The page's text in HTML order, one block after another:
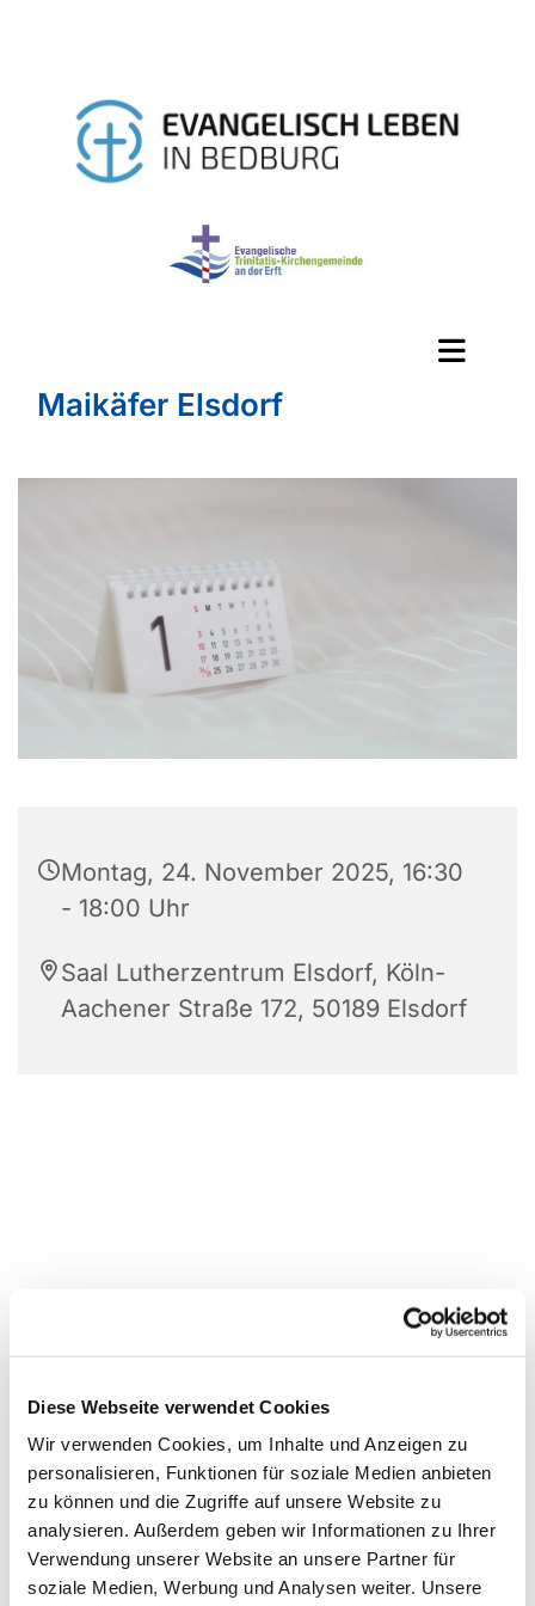
Diese Webseite verwendet Cookies
Wir verwenden Cookies, um Inhalte und Anzeigen zu
personalisieren, Funktionen für soziale Medien anbieten
zu können und die Zugriffe auf unsere Website zu
analysieren. Außerdem geben wir Informationen zu Ihrer
Verwendung unserer Website an unsere Partner für
soziale Medien, Werbung und Analysen weiter. Unsere
Maikäfer Elsdorf
Montag, 24. November 2025, 16:30
- 18:00 Uhr
Saal Lutherzentrum Elsdorf, Köln-
Aachener Straße 172, 50189 Elsdorf